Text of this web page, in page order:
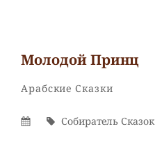
Молодой Принц
Рубрики
Арабские СказкиОт
Собиратель
Опубликовано
Автор
Собиратель Сказок